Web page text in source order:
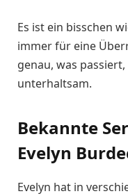
Es ist ein bisschen
immer für eine
genau, was
unterhaltsam.
Bekannte
Evelyn
Evelyn hat in